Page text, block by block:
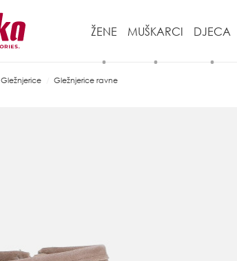
ŽENE MUŠKARCI DJECA
Gležnjerice Gležnjerice ravne